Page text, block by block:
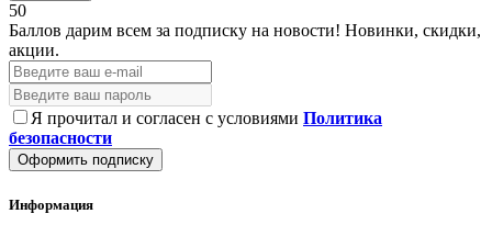
50
Баллов дарим всем за подписку на новости! Новинки, скидки,
акции.
Я прочитал и согласен с условиями Политика
безопасности
Оформить подписку
Информация